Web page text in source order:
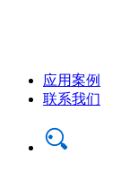
应用案例
联系我们